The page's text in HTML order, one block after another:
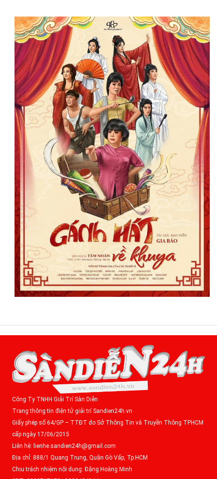
Công Ty TNHH Giải Trí Sàn Diễn
Trang thông tin điện tử giải trí Sandien24h.vn
Giấy phép số 64/GP – TTĐT do Sở Thông Tin và Truyền Thông TPHCM
cấp ngày 17/06/2015
Liên hệ: lienhe.sandien24h@gmail.com
Địa chỉ: 888/1 Quang Trung, Quận Gò Vấp, Tp.HCM
Chịu trách nhiệm nội dung: Đặng Hoàng Minh